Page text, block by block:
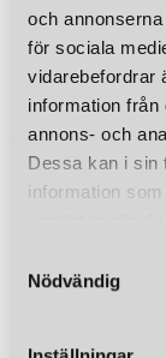
och
för sociala
vidarebefordrar
information från
annons- och
Dessa kan i sin
information
Nödvändig